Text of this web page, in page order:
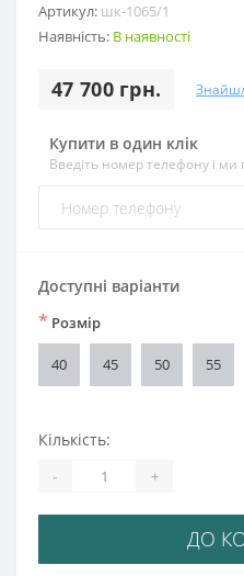
Артикул: шк-1065/1
Наявність: В наявності
47 700 грн.
Купити в один клік
Введіть номер телефону і
Доступні варіанти
* Розмір
40 45 50 55
Кількість:
- +
ДО